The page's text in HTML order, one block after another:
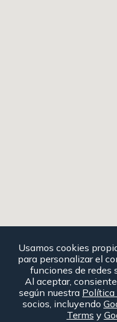
Usamos cookies
para personalizar el
funciones de redes
Al aceptar,
según nuestra Política
socios, incluyendo
Terms y